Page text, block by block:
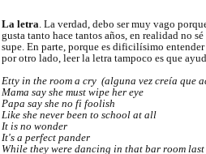
La letra. La verdad, debo ser muy vago
gusta tanto hace tantos años, en realidad no
supe. En parte, porque es dificilísimo
por otro lado, leer la letra tampoco es que
Etty in the room a cry (alguna vez creía que
Mama say she must wipe her eye
Papa say she no fi foolish
Like she never been to school at all
It is no wonder
It's a perfect pander
While they were dancing in that bar room